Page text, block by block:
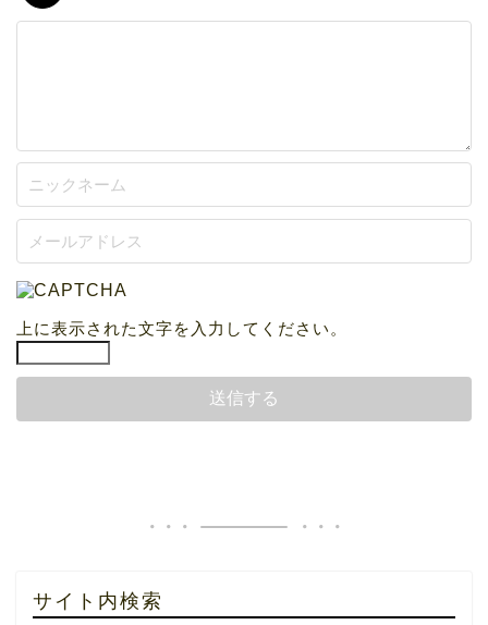
上に表示された文字を入力してください。
サイト内検索